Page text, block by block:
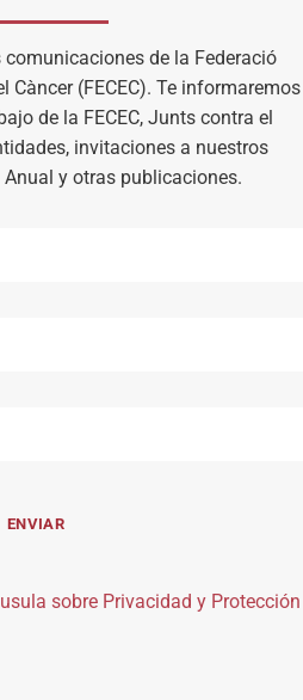
de la Federació
Càncer (FECEC). Te informaremos
de la FECEC, Junts contra el
invitaciones a nuestros
y otras publicaciones.
sobre Privacidad y Protección